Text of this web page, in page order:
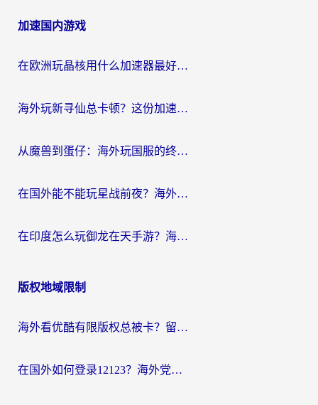
导
加速国内游戏
在欧洲玩晶核用什么加速器最好呢？一个老玩家的真心话
海外玩新寻仙总卡顿？这份加速器选择指南让你秒回国服流畅体验
从魔兽到蛋仔：海外玩国服的终极加速指南，找到你的专属高速通道
在国外能不能玩星战前夜？海外党国服游戏不卡顿的秘密武器在这里
在印度怎么玩御龙在天手游？海外党畅玩国服的终极生存指南
版权地域限制
海外看优酷有限版权总被卡？留学生亲测有效的回国加速器选择指南
在国外如何登录12123？海外党必备的回国加速实用指南